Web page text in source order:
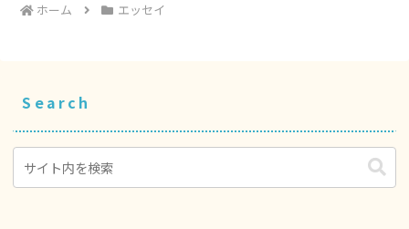
ホーム エッセイ
Search